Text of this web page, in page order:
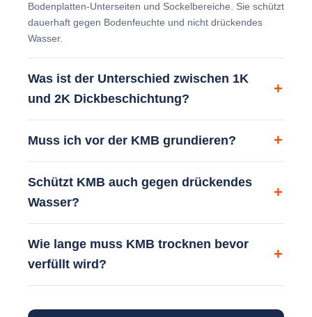
Bodenplatten-Unterseiten und Sockelbereiche. Sie schützt
dauerhaft gegen Bodenfeuchte und nicht drückendes
Wasser.
Was ist der Unterschied zwischen 1K
und 2K Dickbeschichtung?
Muss ich vor der KMB grundieren?
Schützt KMB auch gegen drückendes
Wasser?
Wie lange muss KMB trocknen bevor
verfüllt wird?